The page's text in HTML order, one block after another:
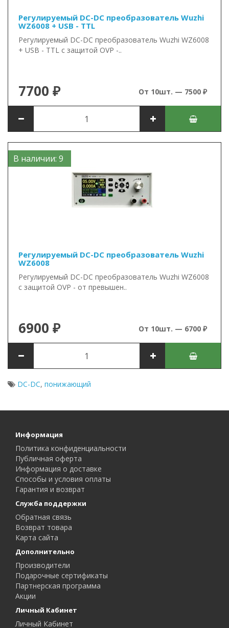
Регулируемый DC-DC преобразователь Wuzhi
WZ6008 + USB - TTL
Регулируемый DC-DC преобразователь Wuzhi WZ6008
+ USB - TTL с защитой OVP -..
7700 ₽ От 10шт. — 7500 ₽
В наличии: 9
Регулируемый DC-DC преобразователь Wuzhi
WZ6008
Регулируемый DC-DC преобразователь Wuzhi WZ6008
с защитой OVP - от превышен..
6900 ₽ От 10шт. — 6700 ₽
DC-DC, понижающий
Информация
Политика конфиденциальности
Публичная оферта
Информация о доставке
Способы и условия оплаты
Гарантия и возврат
Служба поддержки
Обратная связь
Возврат товара
Карта сайта
Дополнительно
Производители
Подарочные сертификаты
Партнерская программа
Акции
Личный Кабинет
Личный Кабинет